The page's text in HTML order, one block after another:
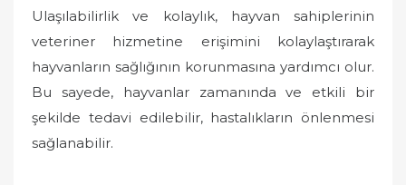
Ulaşılabilirlik ve kolaylık, hayvan sahiplerinin
veteriner hizmetine erişimini kolaylaştırarak
hayvanların sağlığının korunmasına yardımcı olur.
Bu sayede, hayvanlar zamanında ve etkili bir
şekilde tedavi edilebilir, hastalıkların önlenmesi
sağlanabilir.